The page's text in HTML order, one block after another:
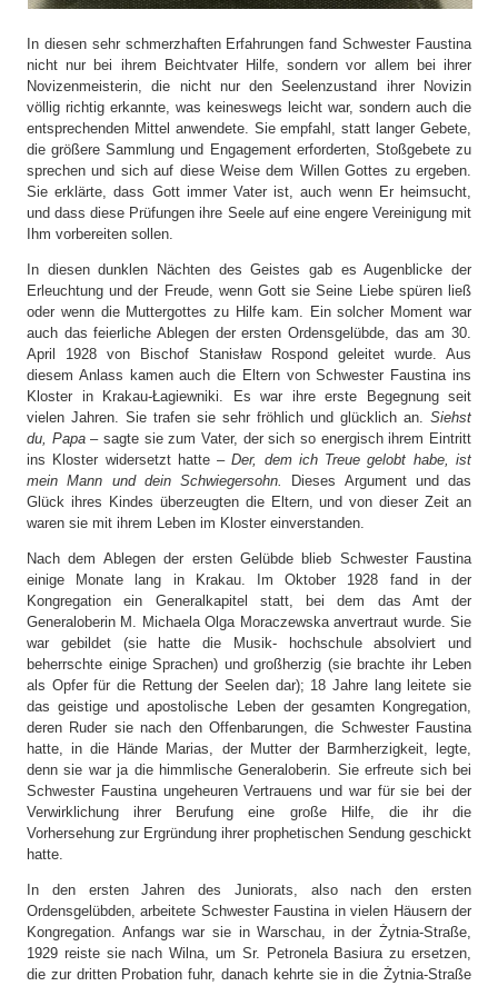
In diesen sehr schmerzhaften Erfahrungen fand Schwester Faustina
nicht nur bei ihrem Beichtvater Hilfe, sondern vor allem bei ihrer
Novizenmeisterin, die nicht nur den Seelenzustand ihrer Novizin
völlig richtig erkannte, was keineswegs leicht war, sondern auch die
entsprechenden Mittel anwendete. Sie empfahl, statt langer Gebete,
die größere Sammlung und Engagement erforderten, Stoßgebete zu
sprechen und sich auf diese Weise dem Willen Gottes zu ergeben.
Sie erklärte, dass Gott immer Vater ist, auch wenn Er heimsucht,
und dass diese Prüfungen ihre Seele auf eine engere Vereinigung mit
Ihm vorbereiten sollen.
In diesen dunklen Nächten des Geistes gab es Augenblicke der
Erleuchtung und der Freude, wenn Gott sie Seine Liebe spüren ließ
oder wenn die Muttergottes zu Hilfe kam. Ein solcher Moment war
auch das feierliche Ablegen der ersten Ordensgelübde, das am 30.
April 1928 von Bischof Stanisław Rospond geleitet wurde. Aus
diesem Anlass kamen auch die Eltern von Schwester Faustina ins
Kloster in Krakau-Łagiewniki. Es war ihre erste Begegnung seit
vielen Jahren. Sie trafen sie sehr fröhlich und glücklich an. Siehst
du, Papa– sagte sie zum Vater, der sich so energisch ihrem Eintritt
ins Kloster widersetzt hatte –Der, dem ich Treue gelobt habe, ist
mein Mann und dein Schwiegersohn.
Dieses Argument und das
Glück ihres Kindes überzeugten die Eltern, und von dieser Zeit an
waren sie mit ihrem Leben im Kloster einverstanden.
Nach dem Ablegen der ersten Gelübde blieb Schwester Faustina
einige Monate lang in Krakau. Im Oktober 1928 fand in der
Kongregation ein Generalkapitel statt, bei dem das Amt der
Generaloberin M. Michaela Olga Moraczewska anvertraut wurde. Sie
war gebildet (sie hatte die Musik- hochschule absolviert und
beherrschte einige Sprachen) und großherzig (sie brachte ihr Leben
als Opfer für die Rettung der Seelen dar); 18 Jahre lang leitete sie
das geistige und apostolische Leben der gesamten Kongregation,
deren Ruder sie nach den Offenbarungen, die Schwester Faustina
hatte, in die Hände Marias, der Mutter der Barmherzigkeit, legte,
denn sie war ja die himmlische Generaloberin. Sie erfreute sich bei
Schwester Faustina ungeheuren Vertrauens und war für sie bei der
Verwirklichung ihrer Berufung eine große Hilfe, die ihr die
Vorhersehung zur Ergründung ihrer prophetischen Sendung geschickt
hatte.
In den ersten Jahren des Juniorats, also nach den ersten
Ordensgelübden, arbeitete Schwester Faustina in vielen Häusern der
Kongregation. Anfangs war sie in Warschau, in der Żytnia-Straße,
1929 reiste sie nach Wilna, um Sr. Petronela Basiura zu ersetzen,
die zur dritten Probation fuhr, danach kehrte sie in die Żytnia-Straße